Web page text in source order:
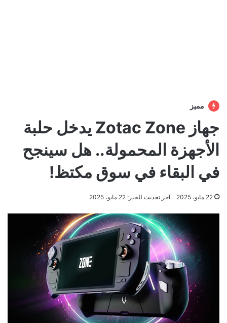
مميز
جهاز Zotac Zone يدخل حلبة
الأجهزة المحمولة.. هل سينجح
في البقاء في سوق مكتظ!
22 مايو، 2025 اخر تحديث للخبر: 22 مايو، 2025